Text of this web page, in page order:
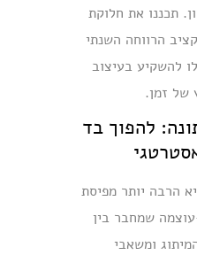
תכננו את חלוקת
הרווחה השנתי
להשקיע בעיצוב
של זמן.
להפוך בד
הרבה יותר מפיסת
שמחבר בין
ומשאבי